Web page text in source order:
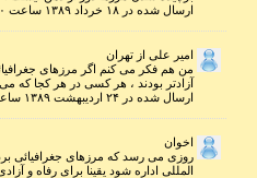
ارسال شده در ۱۸ خرداد ۱۳۸۹ ساعت ۲۰ و ۵۴ دقیقه
امیر علی از تهران
من هم فکر می کنم اگر مرزهای
آزادتر بودند ، هر کسی در هر کجا که
ارسال شده در ۲۴ ارديبهشت ۱۳۸۹ ساعت ۱۸ و ۲۴ دقیقه
اخوان
روزی می رسد که مرزهای جغرافیائی
المللی اداره شود یقینا برای رفاه و